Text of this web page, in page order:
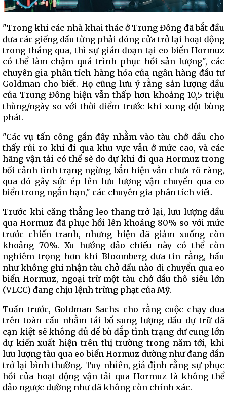
"Trong khi các nhà khai thác ở Trung Đông đã bắt đầu
đưa các giếng dầu từng phải đóng cửa trở lại hoạt động
trong tháng qua, thì sự gián đoạn tại eo biển Hormuz
có thể làm chậm quá trình phục hồi sản lượng", các
chuyên gia phân tích hàng hóa của ngân hàng đầu tư
Goldman cho biết. Họ cũng lưu ý rằng sản lượng dầu
của Trung Đông hiện vẫn thấp hơn khoảng 10,5 triệu
thùng/ngày so với thời điểm trước khi xung đột bùng
phát.
"Các vụ tấn công gần đây nhằm vào tàu chở dầu cho
thấy rủi ro khi đi qua khu vực vẫn ở mức cao, và các
hãng vận tải có thể sẽ do dự khi đi qua Hormuz trong
bối cảnh tình trạng ngừng bắn hiện vẫn chưa rõ ràng,
qua đó gây sức ép lên lưu lượng vận chuyển qua eo
biển trong ngắn hạn," các chuyên gia phân tích viết.
Trước khi căng thẳng leo thang trở lại, lưu lượng dầu
qua Hormuz đã phục hồi lên khoảng 80% so với mức
trước chiến tranh, nhưng hiện đã giảm xuống còn
khoảng 70%. Xu hướng đảo chiều này có thể còn
nghiêm trọng hơn khi Bloomberg đưa tin rằng, hầu
như không ghi nhận tàu chở dầu nào di chuyển qua eo
biển Hormuz, ngoại trừ một tàu chở dầu thô siêu lớn
(VLCC) đang chịu lệnh trừng phạt của Mỹ.
Tuần trước, Goldman Sachs cho rằng cuộc chạy đua
trên toàn cầu nhằm tái bổ sung lượng dầu dự trữ đã
cạn kiệt sẽ không đủ để bù đắp tình trạng dư cung lớn
dự kiến xuất hiện trên thị trường trong năm tới, khi
lưu lượng tàu qua eo biển Hormuz dường như đang dần
trở lại bình thường. Tuy nhiên, giả định rằng sự phục
hồi của hoạt động vận tải qua Hormuz là không thể
đảo ngược dường như đã không còn chính xác.